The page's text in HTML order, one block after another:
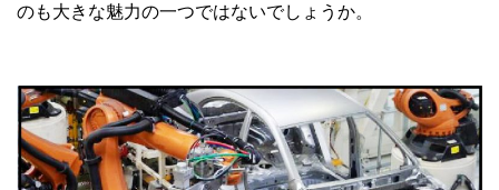
のも大きな魅力の一つではないでしょうか。